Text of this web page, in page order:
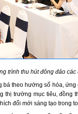
trình thu hút đông đảo
theo hướng số hóa,
thị trường mục tiêu, đồng
đổi mới sáng tạo trong